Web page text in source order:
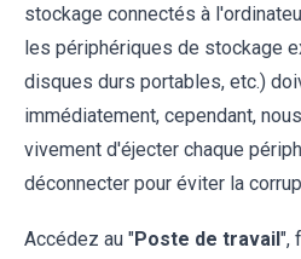
stockage connectés à
les périphériques de stockage
disques durs portables, etc.)
immédiatement, cependant,
vivement d'éjecter chaque
déconnecter pour éviter la
Accédez au "Poste de travail",